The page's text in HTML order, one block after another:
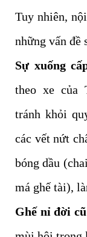
Tuy nhiên,
những vấn đề
Sự xuống
theo xe của
tránh khỏi
các vết nứt
bóng dầu
má ghế tài),
Ghế nỉ đời